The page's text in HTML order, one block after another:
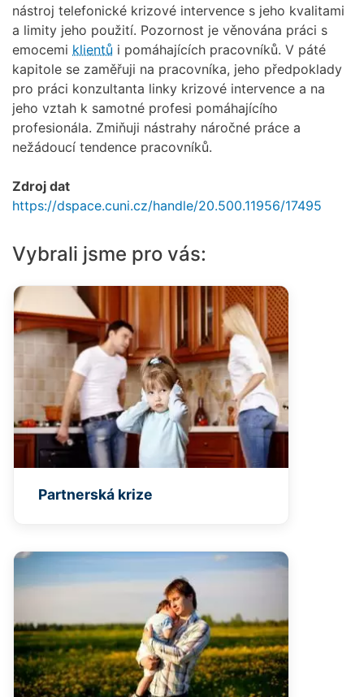
nástroj telefonické krizové intervence s jeho kvalitami
a limity jeho použití. Pozornost je věnována práci s
emocemi klientů i pomáhajících pracovníků. V páté
kapitole se zaměřuji na pracovníka, jeho předpoklady
pro práci konzultanta linky krizové intervence a na
jeho vztah k samotné profesi pomáhajícího
profesionála. Zmiňuji nástrahy náročné práce a
nežádoucí tendence pracovníků.
Zdroj dat
https://dspace.cuni.cz/handle/20.500.11956/17495
Vybrali jsme pro vás:
Partnerská krize